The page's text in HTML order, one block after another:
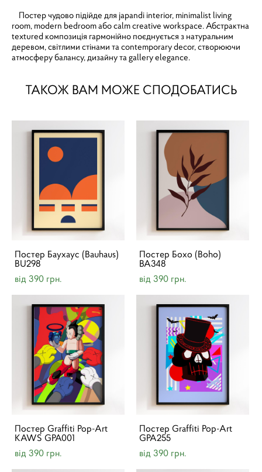
Постер чудово підійде для japandi interior, minimalist living
room, modern bedroom або calm creative workspace. Абстрактна
textured композиція гармонійно поєднується з натуральним
деревом, світлими стінами та contemporary decor, створюючи
атмосферу балансу, дизайну та gallery elegance.
ТАКОЖ ВАМ МОЖЕ СПОДОБАТИСЬ
Постер Баухаус (Bauhaus)
BU298
від 390 грн.
Постер Бохо (Boho)
BA348
від 390 грн.
Постер Graffiti Pop-Art
KAWS GPA001
від 390 грн.
Постер Graffiti Pop-Art
GPA255
від 390 грн.